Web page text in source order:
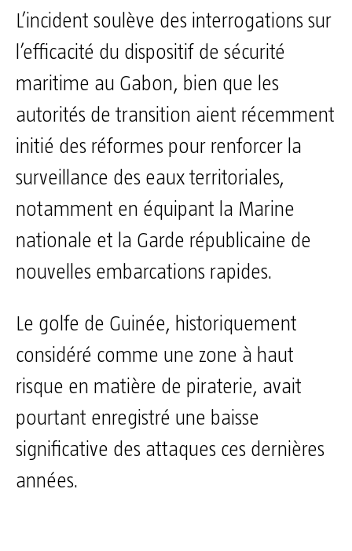
L’incident soulève des interrogations sur
l’efficacité du dispositif de sécurité
maritime au Gabon, bien que les
autorités de transition aient récemment
initié des réformes pour renforcer la
surveillance des eaux territoriales,
notamment en équipant la Marine
nationale et la Garde républicaine de
nouvelles embarcations rapides.
Le golfe de Guinée, historiquement
considéré comme une zone à haut
risque en matière de piraterie, avait
pourtant enregistré une baisse
significative des attaques ces dernières
années.